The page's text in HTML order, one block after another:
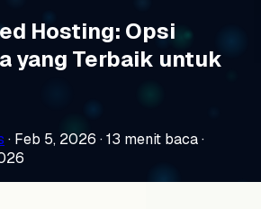
Hosting: Opsi
yang Terbaik untuk
· Feb 5, 2026 ·13 menit baca·